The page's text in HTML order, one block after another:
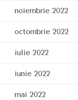
noiembrie 2022
octombrie 2022
iulie 2022
iunie 2022
mai 2022